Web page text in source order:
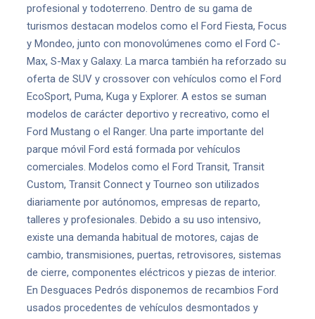
profesional y todoterreno. Dentro de su gama de
turismos destacan modelos como el Ford Fiesta, Focus
y Mondeo, junto con monovolúmenes como el Ford C-
Max, S-Max y Galaxy. La marca también ha reforzado su
oferta de SUV y crossover con vehículos como el Ford
EcoSport, Puma, Kuga y Explorer. A estos se suman
modelos de carácter deportivo y recreativo, como el
Ford Mustang o el Ranger. Una parte importante del
parque móvil Ford está formada por vehículos
comerciales. Modelos como el Ford Transit, Transit
Custom, Transit Connect y Tourneo son utilizados
diariamente por autónomos, empresas de reparto,
talleres y profesionales. Debido a su uso intensivo,
existe una demanda habitual de motores, cajas de
cambio, transmisiones, puertas, retrovisores, sistemas
de cierre, componentes eléctricos y piezas de interior.
En Desguaces Pedrós disponemos de recambios Ford
usados procedentes de vehículos desmontados y